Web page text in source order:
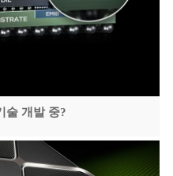
술 개발 중?